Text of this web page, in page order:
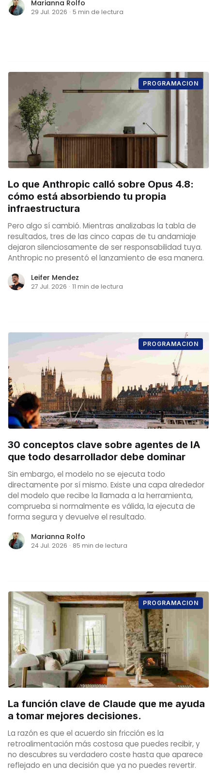
Marianna Rolfo
29 Jul. 2026 · 5 min de lectura
PROGRAMACION
Lo que Anthropic calló sobre Opus 4.8:
cómo está absorbiendo tu propia
infraestructura
Pero algo sí cambió. Mientras analizabas la tabla de
resultados, tres de las cinco capas de tu andamiaje
dejaron silenciosamente de ser responsabilidad tuya.
Anthropic no presentó el lanzamiento de esa manera.
Leifer Mendez
27 Jul. 2026 · 11 min de lectura
PROGRAMACION
30 conceptos clave sobre agentes de IA
que todo desarrollador debe dominar
Sin embargo, el modelo no se ejecuta todo
directamente por sí mismo. Existe una capa alrededor
del modelo que recibe la llamada a la herramienta,
comprueba si normalmente es válida, la ejecuta de
forma segura y devuelve el resultado.
Marianna Rolfo
24 Jul. 2026 · 85 min de lectura
PROGRAMACION
La función clave de Claude que me ayuda
a tomar mejores decisiones.
La razón es que el acuerdo sin fricción es la
retroalimentación más costosa que puedes recibir, y
no descubres su verdadero coste hasta que aparece
reflejado en una decisión que ya no puedes revertir.